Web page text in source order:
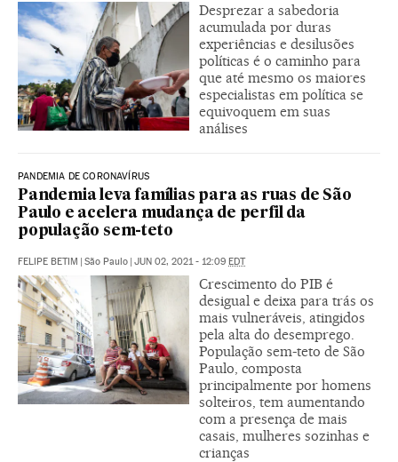
Desprezar a sabedoria
acumulada por duras
experiências e desilusões
políticas é o caminho para
que até mesmo os maiores
especialistas em política se
equivoquem em suas
análises
PANDEMIA DE CORONAVÍRUS
Pandemia leva famílias para as ruas de São
Paulo e acelera mudança de perfil da
população sem-teto
FELIPE BETIM | São Paulo | JUN 02, 2021 - 12:09 EDT
Crescimento do PIB é
desigual e deixa para trás os
mais vulneráveis, atingidos
pela alta do desemprego.
População sem-teto de São
Paulo, composta
principalmente por homens
solteiros, tem aumentando
com a presença de mais
casais, mulheres sozinhas e
crianças